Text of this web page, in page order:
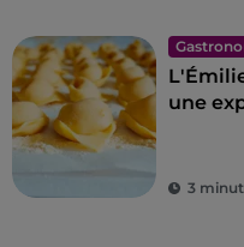
une
3